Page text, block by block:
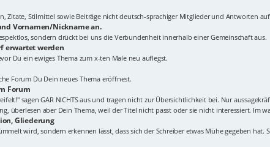
Zitate, Stilmittel sowie Beiträge nicht deutsch-sprachiger Mitglieder und Antworten
Vornamen/Nickname an.
sondern drückt bei uns die Verbundenheit innerhalb einer Gemeinschaft aus.
erwartet werden
Du ein ewiges Thema zum x-ten Male neu auflegst.
Forum Du Dein neues Thema eröffnest.
Forum
sagen GAR NICHTS aus und tragen nicht zur Übersichtlichkeit bei. Nur
überlesen aber Dein Thema, weil der Titel nicht passt oder sie nicht interessiert. Im
Gliederung
wird, sondern erkennen lässt, dass sich der Schreiber etwas Mühe gegeben